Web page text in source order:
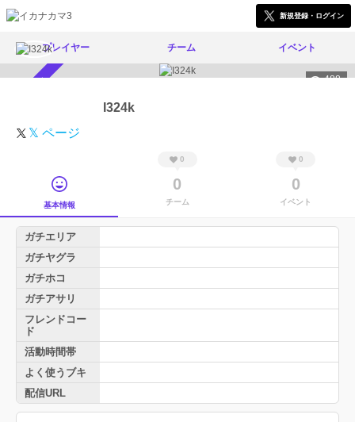
新規登録・ログイン
プレイヤー チーム イベント
488
I324k
𝕏 ページ
基本情報
0
0
チーム
0
0
イベント
ガチエリア
ガチヤグラ
ガチホコ
ガチアサリ
フレンドコー
ド
活動時間帯
よく使うブキ
配信URL